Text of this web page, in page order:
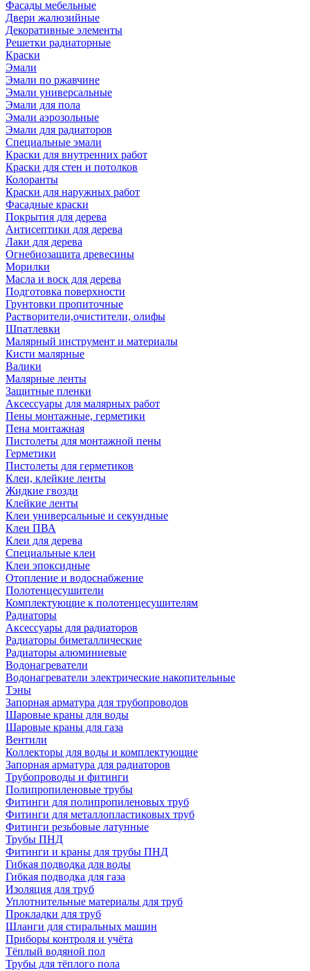
Фасады мебельные
Двери жалюзийные
Декоративные элементы
Решетки радиаторные
Краски
Эмали
Эмали по ржавчине
Эмали универсальные
Эмали для пола
Эмали аэрозольные
Эмали для радиаторов
Специальные эмали
Краски для внутренних работ
Краски для стен и потолков
Колоранты
Краски для наружных работ
Фасадные краски
Покрытия для дерева
Антисептики для дерева
Лаки для дерева
Огнебиозащита древесины
Морилки
Масла и воск для дерева
Подготовка поверхности
Грунтовки пропиточные
Растворители,очистители, олифы
Шпатлевки
Малярный инструмент и материалы
Кисти малярные
Валики
Малярные ленты
Защитные пленки
Аксессуары для малярных работ
Пены монтажные, герметики
Пена монтажная
Пистолеты для монтажной пены
Герметики
Пистолеты для герметиков
Клеи, клейкие ленты
Жидкие гвозди
Клейкие ленты
Клеи универсальные и секундные
Клеи ПВА
Клеи для дерева
Специальные клеи
Клеи эпоксидные
Отопление и водоснабжение
Полотенцесушители
Комплектующие к полотенцесушителям
Радиаторы
Аксессуары для радиаторов
Радиаторы биметаллические
Радиаторы алюминиевые
Водонагреватели
Водонагреватели электрические накопительные
Тэны
Запорная арматура для трубопроводов
Шаровые краны для воды
Шаровые краны для газа
Вентили
Коллекторы для воды и комплектующие
Запорная арматура для радиаторов
Трубопроводы и фитинги
Полипропиленовые трубы
Фитинги для полипропиленовых труб
Фитинги для металлопластиковых труб
Фитинги резьбовые латунные
Трубы ПНД
Фитинги и краны для трубы ПНД
Гибкая подводка для воды
Гибкая подводка для газа
Изоляция для труб
Уплотнительные материалы для труб
Прокладки для труб
Шланги для стиральных машин
Приборы контроля и учёта
Тёплый водяной пол
Трубы для тёплого пола